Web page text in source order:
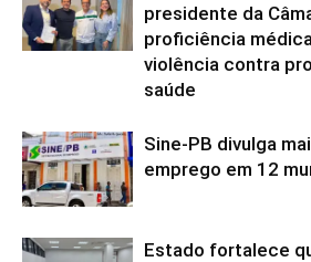
presidente da
proficiência
violência contra
saúde
Sine-PB divulga
emprego em 12
Estado fortalece